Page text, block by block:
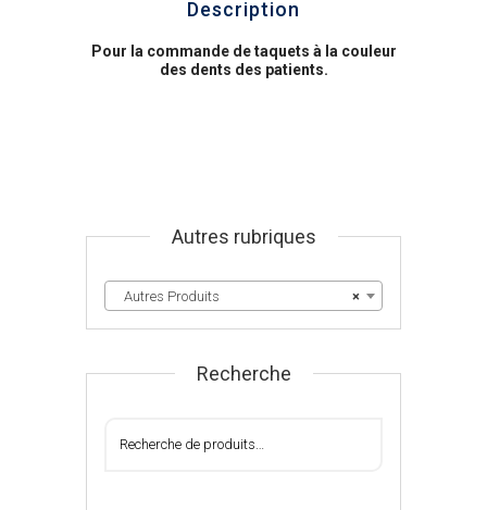
Description
Pour la commande de taquets à la couleur
des dents des patients.
Autres rubriques
×
Autres Produits
Recherche